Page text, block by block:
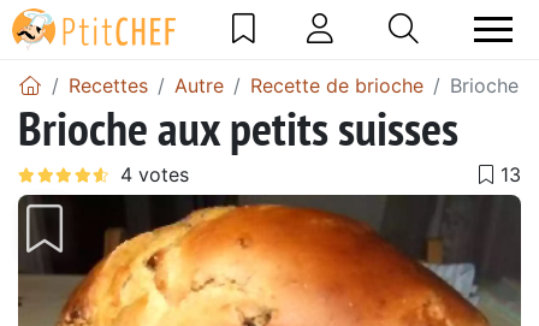
Recettes Autre Recette de brioche Brioche
Brioche aux petits suisses